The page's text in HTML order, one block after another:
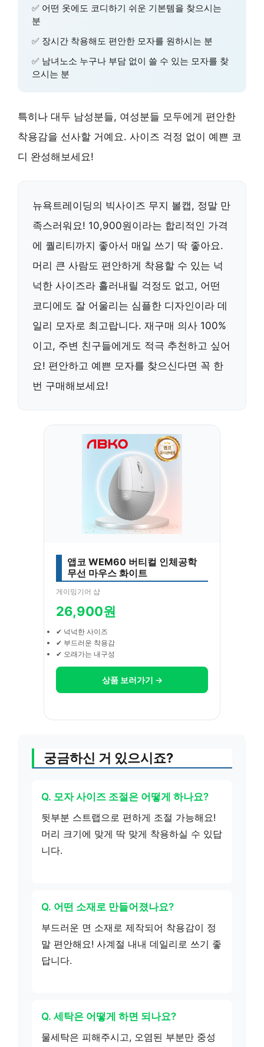
✅ 어떤 옷에도 코디하기 쉬운 기본템을 찾으시는
분
✅ 장시간 착용해도 편안한 모자를 원하시는 분
✅ 남녀노소 누구나 부담 없이 쓸 수 있는 모자를 찾
으시는 분
특히나 대두 남성분들, 여성분들 모두에게 편안한
착용감을 선사할 거예요. 사이즈 걱정 없이 예쁜 코
디 완성해보세요!
뉴욕트레이딩의 빅사이즈 무지 볼캡, 정말 만
족스러워요! 10,900원이라는 합리적인 가격
에 퀄리티까지 좋아서 매일 쓰기 딱 좋아요.
머리 큰 사람도 편안하게 착용할 수 있는 넉
넉한 사이즈라 흘러내릴 걱정도 없고, 어떤
코디에도 잘 어울리는 심플한 디자인이라 데
일리 모자로 최고랍니다. 재구매 의사 100%
이고, 주변 친구들에게도 적극 추천하고 싶어
요! 편안하고 예쁜 모자를 찾으신다면 꼭 한
번 구매해보세요!
앱코 WEM60 버티컬 인체공학
무선 마우스 화이트
게이밍기어 샵
26,900원
✔ 넉넉한 사이즈
✔ 부드러운 착용감
✔ 오래가는 내구성
상품 보러가기 →
궁금하신 거 있으시죠?
Q. 모자 사이즈 조절은 어떻게 하나요?
뒷부분 스트랩으로 편하게 조절 가능해요!
머리 크기에 맞게 딱 맞게 착용하실 수 있답
니다.
Q. 어떤 소재로 만들어졌나요?
부드러운 면 소재로 제작되어 착용감이 정
말 편안해요! 사계절 내내 데일리로 쓰기 좋
답니다.
Q. 세탁은 어떻게 하면 되나요?
물세탁은 피해주시고, 오염된 부분만 중성